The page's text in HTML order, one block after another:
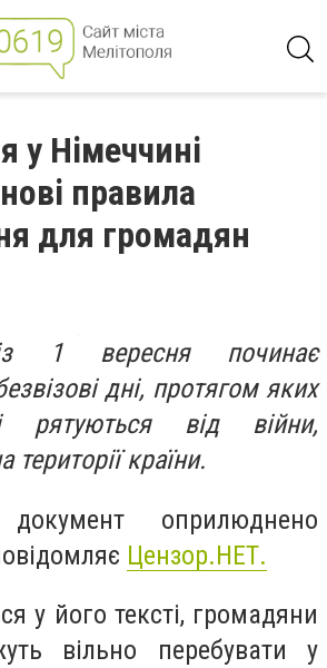
у Німеччині
правила
для громадян
1 вересня починає
дні, протягом яких
рятуються від війни,
території країни.
документ оприлюднено
Цензор.НЕТ.
у його тексті, громадяни
вільно перебувати у